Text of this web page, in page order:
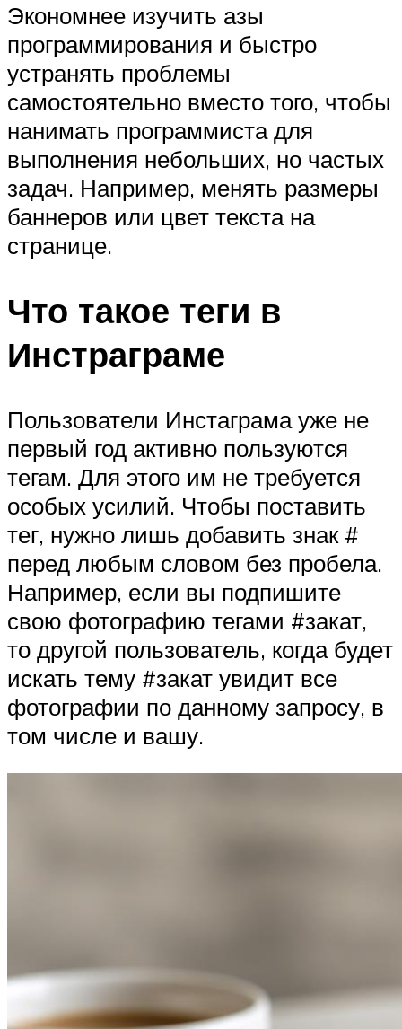
Экономнее изучить азы
программирования и быстро
устранять проблемы
самостоятельно вместо того, чтобы
нанимать программиста для
выполнения небольших, но частых
задач. Например, менять размеры
баннеров или цвет текста на
странице.
Что такое теги в
Инстраграме
Пользователи Инстаграма уже не
первый год активно пользуются
тегам. Для этого им не требуется
особых усилий. Чтобы поставить
тег, нужно лишь добавить знак #
перед любым словом без пробела.
Например, если вы подпишите
свою фотографию тегами #закат,
то другой пользователь, когда будет
искать тему #закат увидит все
фотографии по данному запросу, в
том числе и вашу.